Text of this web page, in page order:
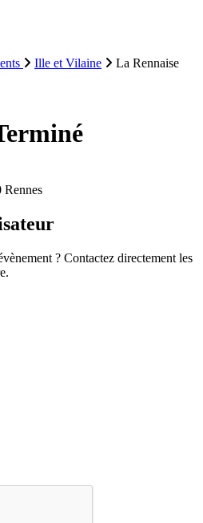
Ille et Vilaine
La Rennaise
Rennes
? Contactez directement les